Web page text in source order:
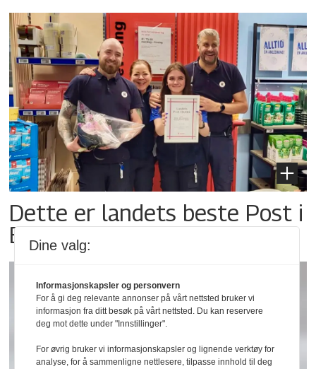
Dette er landets beste Post i
Butikk
Dine valg:
Informasjonskapsler og personvern
For å gi deg relevante annonser på vårt nettsted bruker vi
informasjon fra ditt besøk på vårt nettsted. Du kan reservere
deg mot dette under "Innstillinger".
For øvrig bruker vi informasjonskapsler og lignende verktøy for
analyse, for å sammenligne nettlesere, tilpasse innhold til deg